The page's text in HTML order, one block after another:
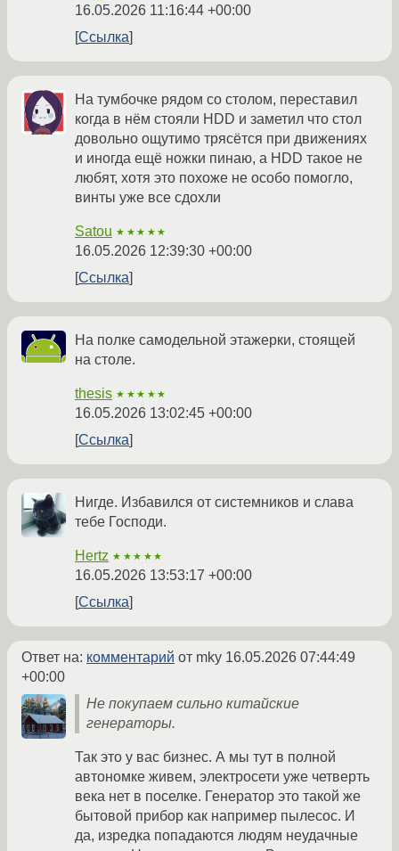
16.05.2026 11:16:44 +00:00
Ссылка
На тумбочке рядом со столом, переставил
когда в нём стояли HDD и заметил что стол
довольно ощутимо трясётся при движениях
и иногда ещё ножки пинаю, а HDD такое не
любят, хотя это похоже не особо помогло,
винты уже все сдохли
Satou ★★★★★
16.05.2026 12:39:30 +00:00
Ссылка
На полке самодельной этажерки, стоящей
на столе.
thesis ★★★★★
16.05.2026 13:02:45 +00:00
Ссылка
Нигде. Избавился от системников и слава
тебе Господи.
Hertz ★★★★★
16.05.2026 13:53:17 +00:00
Ссылка
Ответ на: комментарий от mky 16.05.2026 07:44:49
+00:00
Не покупаем сильно китайские
генераторы.
Так это у вас бизнес. А мы тут в полной
автономке живем, электросети уже четверть
века нет в поселке. Генератор это такой же
бытовой прибор как например пылесос. И
да, изредка попадаются людям неудачные